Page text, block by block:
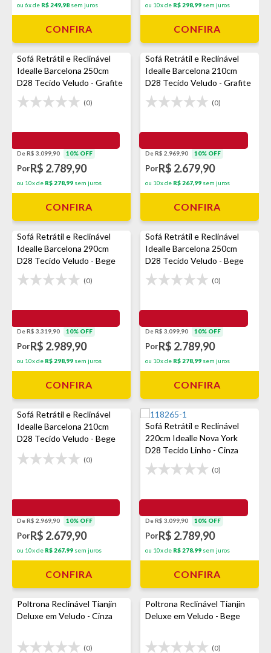
ou 6x de R$ 249,98 sem juros
CONFIRA
ou 10x de R$ 298,99 sem juros
CONFIRA
Sofá Retrátil e Reclinável
Idealle Barcelona 250cm
D28 Tecido Veludo - Grafite
(0)
De R$ 3.099,90 10% OFF
PorR$ 2.789,90
ou 10x de R$ 278,99 sem juros
CONFIRA
Sofá Retrátil e Reclinável
Idealle Barcelona 210cm
D28 Tecido Veludo - Grafite
(0)
De R$ 2.969,90 10% OFF
PorR$ 2.679,90
ou 10x de R$ 267,99 sem juros
CONFIRA
Sofá Retrátil e Reclinável
Idealle Barcelona 290cm
D28 Tecido Veludo - Bege
(0)
De R$ 3.319,90 10% OFF
PorR$ 2.989,90
ou 10x de R$ 298,99 sem juros
CONFIRA
Sofá Retrátil e Reclinável
Idealle Barcelona 250cm
D28 Tecido Veludo - Bege
(0)
De R$ 3.099,90 10% OFF
PorR$ 2.789,90
ou 10x de R$ 278,99 sem juros
CONFIRA
Sofá Retrátil e Reclinável
Idealle Barcelona 210cm
D28 Tecido Veludo - Bege
(0)
De R$ 2.969,90 10% OFF
PorR$ 2.679,90
ou 10x de R$ 267,99 sem juros
CONFIRA
Sofá Retrátil e Reclinável
220cm Idealle Nova York
D28 Tecido Linho - Cinza
(0)
De R$ 3.099,90 10% OFF
PorR$ 2.789,90
ou 10x de R$ 278,99 sem juros
CONFIRA
Poltrona Reclinável Tianjin
Deluxe em Veludo - Cinza
(0)
Poltrona Reclinável Tianjin
Deluxe em Veludo - Bege
(0)